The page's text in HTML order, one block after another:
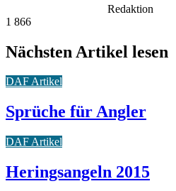
Redaktion
1 866
Nächsten Artikel lesen
DAF Artikel
Sprüche für Angler
DAF Artikel
Heringsangeln 2015